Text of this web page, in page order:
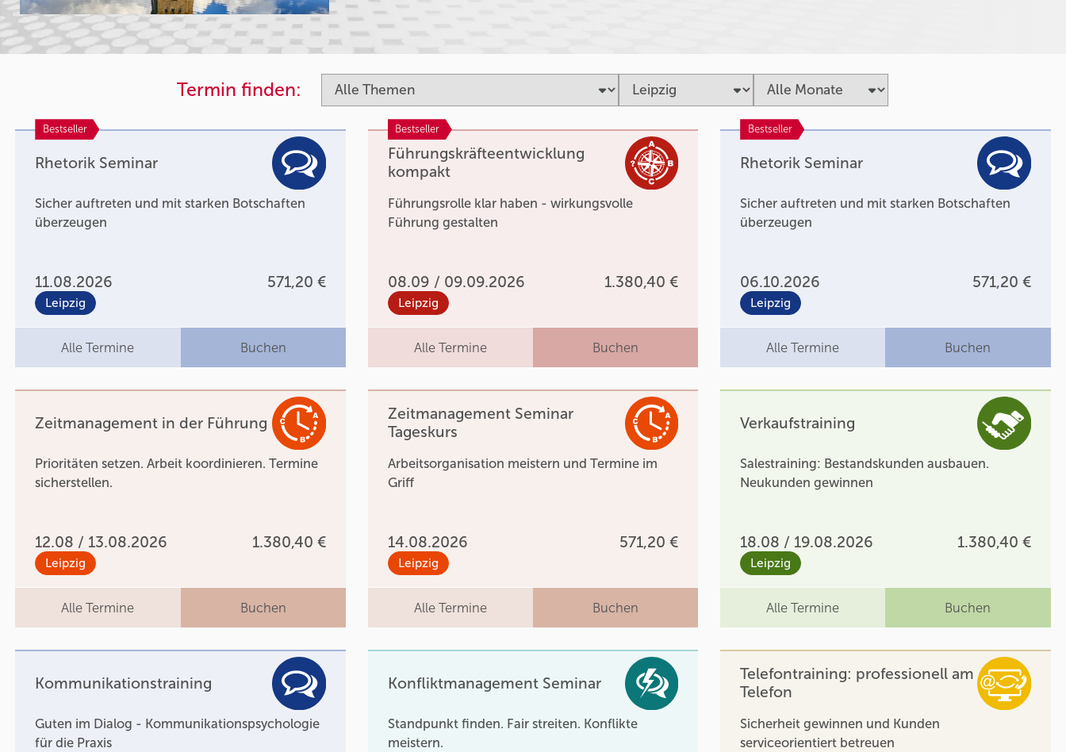
Termin finden:
Bestseller
Rhetorik Seminar
Sicher auftreten und mit starken Botschaften
überzeugen
11.08.2026 571,20 €
Leipzig
Alle Termine Buchen
Bestseller
Führungskräfteentwicklung
kompakt
Führungsrolle klar haben - wirkungsvolle
Führung gestalten
08.09 / 09.09.2026 1.380,40 €
Leipzig
Alle Termine Buchen
Bestseller
Rhetorik Seminar
Sicher auftreten und mit starken Botschaften
überzeugen
06.10.2026 571,20 €
Leipzig
Alle Termine Buchen
Zeitmanagement in der Führung
Prioritäten setzen. Arbeit koordinieren. Termine
sicherstellen.
12.08 / 13.08.2026 1.380,40 €
Leipzig
Alle Termine Buchen
Zeitmanagement Seminar
Tageskurs
Arbeitsorganisation meistern und Termine im
Griff
14.08.2026 571,20 €
Leipzig
Alle Termine Buchen
Verkaufstraining
Salestraining: Bestandskunden ausbauen.
Neukunden gewinnen
18.08 / 19.08.2026 1.380,40 €
Leipzig
Alle Termine Buchen
Kommunikationstraining
Guten im Dialog - Kommunikationspsychologie
für die Praxis
Konfliktmanagement Seminar
Standpunkt finden. Fair streiten. Konflikte
meistern.
Telefontraining: professionell am
Telefon
Sicherheit gewinnen und Kunden
serviceorientiert betreuen